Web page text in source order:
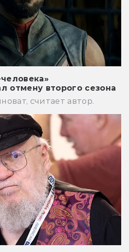
отмену второго сезона
считает автор.